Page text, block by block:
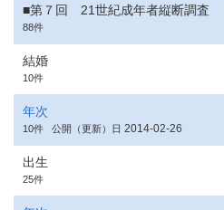
■第７回 21世紀成年者縦断調査
88件
結婚
10件
年次
10件 公開（更新）日 2014-02-26
出生
25件